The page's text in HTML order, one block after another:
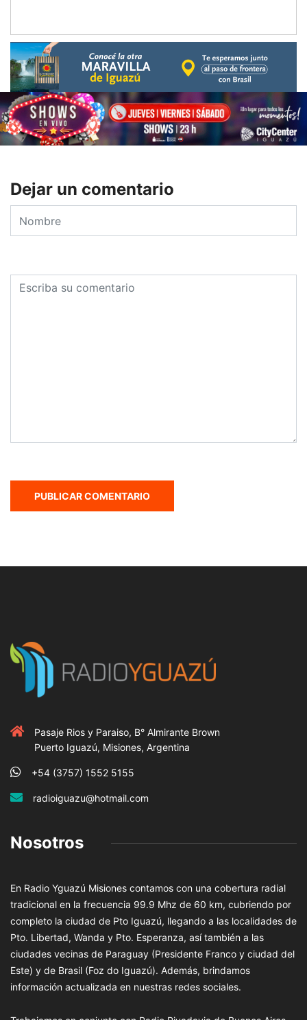
Dejar un comentario
Pasaje Rios y Paraiso, B° Almirante Brown
Puerto Iguazú, Misiones, Argentina
+54 (3757) 1552 5155
radioiguazu@hotmail.com
Nosotros
En Radio Yguazú Misiones contamos con una cobertura radial
tradicional en la frecuencia 99.9 Mhz de 60 km, cubriendo por
completo la ciudad de Pto Iguazú, llegando a las localidades de
Pto. Libertad, Wanda y Pto. Esperanza, así también a las
ciudades vecinas de Paraguay (Presidente Franco y ciudad del
Este) y de Brasil (Foz do Iguazú). Además, brindamos
información actualizada en nuestras redes sociales.